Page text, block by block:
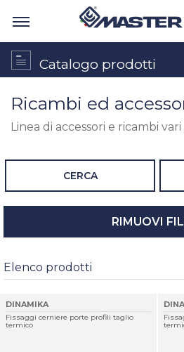
Catalogo prodotti
Ricambi ed
Linea di accessori e ricambi
CERCA
RIMUOVI
Elenco prodotti
DINAMIKA
Fissaggi cerniere porte profili taglio
termico